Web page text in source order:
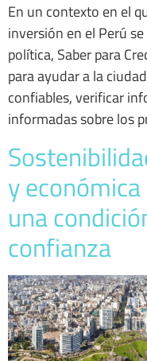
En un contexto en el
inversión en el Perú
política, Saber para
para ayudar a la
confiables, verificar
informadas sobre los
y
una
confianza